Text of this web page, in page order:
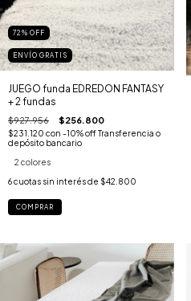
72 % OFF
ENVÍO GRATIS
JUEGO funda EDREDON FANTASY
+ 2 fundas
$927.956 $256.800
$231.120 con -10% off Transferencia o
depósito bancario
2 colores
6cuotas sin interés de $42.800
COMPRAR